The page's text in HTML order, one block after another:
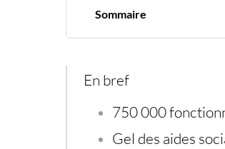
Sommaire
Une impasse politique
Un choc budgétaire aux
Un climat d’incertitude
En bref
750 000
Gel des aides